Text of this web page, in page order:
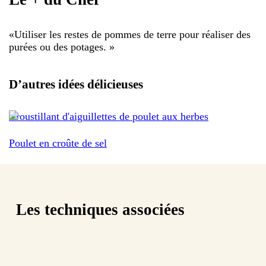
«Utiliser les restes de pommes de terre pour réaliser des
purées ou des potages. »
D’autres idées délicieuses
Croustillant d'aiguillettes de poulet aux herbes
Poulet en croûte de sel
Les techniques associées